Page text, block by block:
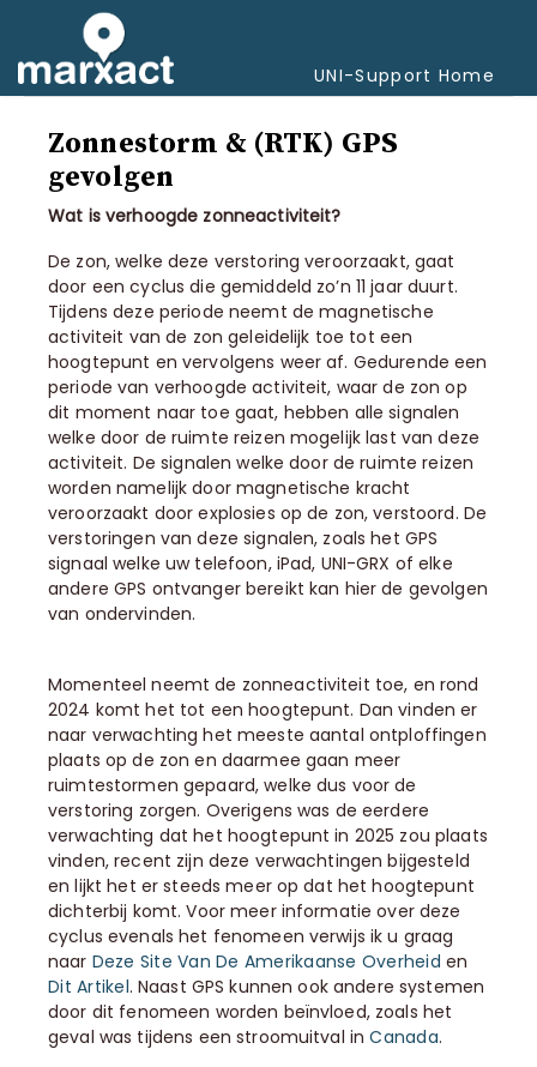
UNI-Support Home
Zonnestorm & (RTK) GPS
gevolgen
Wat is verhoogde zonneactiviteit?
De zon, welke deze verstoring veroorzaakt, gaat
door een cyclus die gemiddeld zo’n 11 jaar duurt.
Tijdens deze periode neemt de magnetische
activiteit van de zon geleidelijk toe tot een
hoogtepunt en vervolgens weer af. Gedurende een
periode van verhoogde activiteit, waar de zon op
dit moment naar toe gaat, hebben alle signalen
welke door de ruimte reizen mogelijk last van deze
activiteit. De signalen welke door de ruimte reizen
worden namelijk door magnetische kracht
veroorzaakt door explosies op de zon, verstoord. De
verstoringen van deze signalen, zoals het GPS
signaal welke uw telefoon, iPad, UNI-GRX of elke
andere GPS ontvanger bereikt kan hier de gevolgen
van ondervinden.
Momenteel neemt de zonneactiviteit toe, en rond
2024 komt het tot een hoogtepunt. Dan vinden er
naar verwachting het meeste aantal ontploffingen
plaats op de zon en daarmee gaan meer
ruimtestormen gepaard, welke dus voor de
verstoring zorgen. Overigens was de eerdere
verwachting dat het hoogtepunt in 2025 zou plaats
vinden, recent zijn deze verwachtingen bijgesteld
en lijkt het er steeds meer op dat het hoogtepunt
dichterbij komt. Voor meer informatie over deze
cyclus evenals het fenomeen verwijs ik u graag
naar Deze Site Van De Amerikaanse Overheid en
Dit Artikel. Naast GPS kunnen ook andere systemen
door dit fenomeen worden beïnvloed, zoals het
geval was tijdens een stroomuitval inCanada.